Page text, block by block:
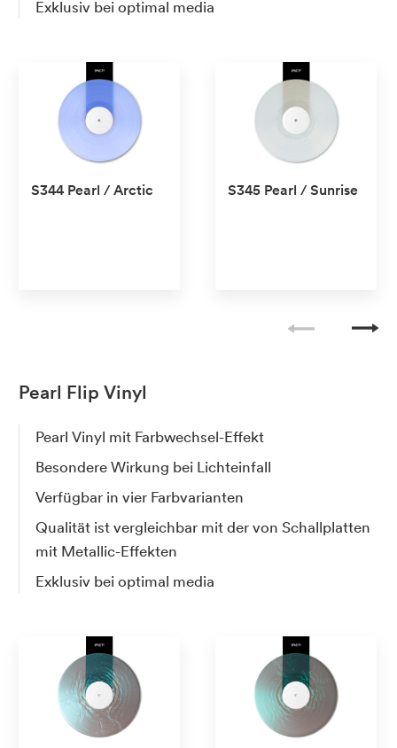
Exklusiv bei optimal media
S344 Pearl / Arctic S345 Pearl / Sunrise
Pearl Flip Vinyl
Pearl Vinyl mit Farbwechsel-Effekt
Besondere Wirkung bei Lichteinfall
Verfügbar in vier Farbvarianten
Qualität ist vergleichbar mit der von Schallplatten
mit Metallic-Effekten
Exklusiv bei optimal media